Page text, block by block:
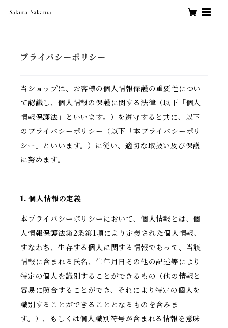
プライバシーポリシー
当ショップは、お客様の個人情報保護の重要性につい
て認識し、個人情報の保護に関する法律（以下「個人
情報保護法」といいます。）を遵守すると共に、以下
のプライバシーポリシー（以下「本プライバシーポリ
シー」といいます。）に従い、適切な取扱い及び保護
に努めます。
1. 個人情報の定義
本プライバシーポリシーにおいて、個人情報とは、個
人情報保護法第2条第1項により定義された個人情報、
すなわち、生存する個人に関する情報であって、当該
情報に含まれる氏名、生年月日その他の記述等により
特定の個人を識別することができるもの（他の情報と
容易に照合することができ、それにより特定の個人を
識別することができることとなるものを含みま
す。）、もしくは個人識別符号が含まれる情報を意味